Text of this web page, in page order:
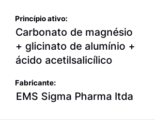
Princípio ativo:
Carbonato de magnésio
+ glicinato de alumínio +
ácido acetilsalicílico
Fabricante:
EMS Sigma Pharma ltda